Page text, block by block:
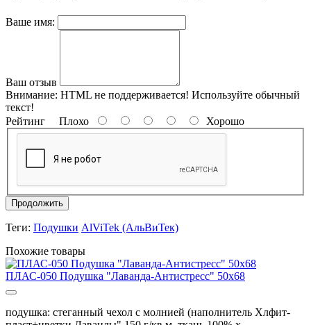
Ваше имя:
Ваш отзыв
Внимание: HTML не поддерживается! Используйте обычный
текст!
Рейтинг Плохо Хорошо
Продолжить
Теги: Подушки AlViTek (АльВиТек)
Похожие товары
ПЛАС-050 Подушка "Лаванда-Антистресс" 50х68
подушка: стеганный чехол с молнией (наполнитель Хлфит-